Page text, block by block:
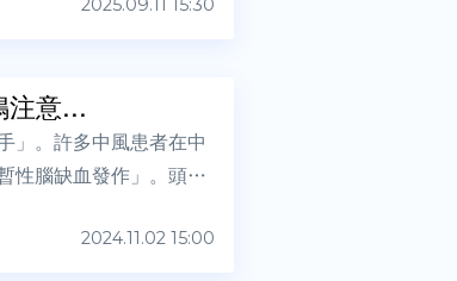
2025.09.11 15:30
注意...
2024.11.02 15:00
」。許多中風患者在中
性腦缺血發作」。頭